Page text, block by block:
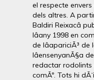
el respecte
dels altres. A partir
Baldiri Reixacâ
lâany 1998 en
de lâapariciÃ³ de
lâensenyanÃ§a
redactar rodolints
comÃº. Tots hi